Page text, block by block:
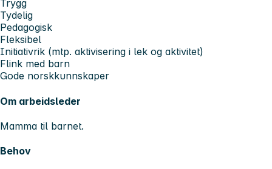
Trygg
Tydelig
Pedagogisk
Fleksibel
Initiativrik (mtp. aktivisering i lek og aktivitet)
Flink med barn
Gode norskkunnskaper
Om arbeidsleder
Mamma til barnet.
Behov